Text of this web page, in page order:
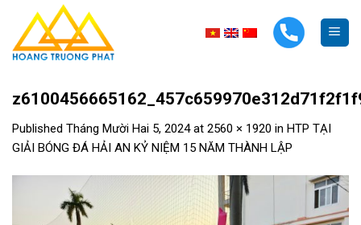
content
Published Tháng Mười Hai 5, 2024at 2560 × 1920 in HTP TẠI
GIẢI BÓNG ĐÁ HẢI AN KỶ NIỆM 15 NĂM THÀNH LẬP